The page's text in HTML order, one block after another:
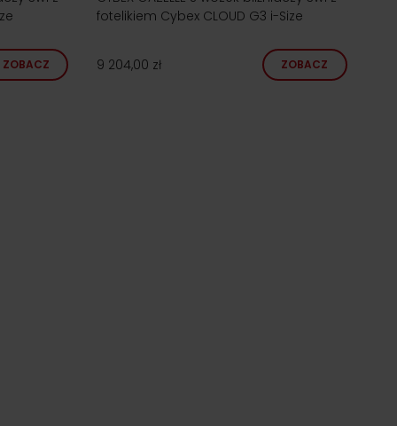
ZOBACZ
fotelikiem Cybex CLOUD G3 i-Size
9 204,00 zł ZOBACZ